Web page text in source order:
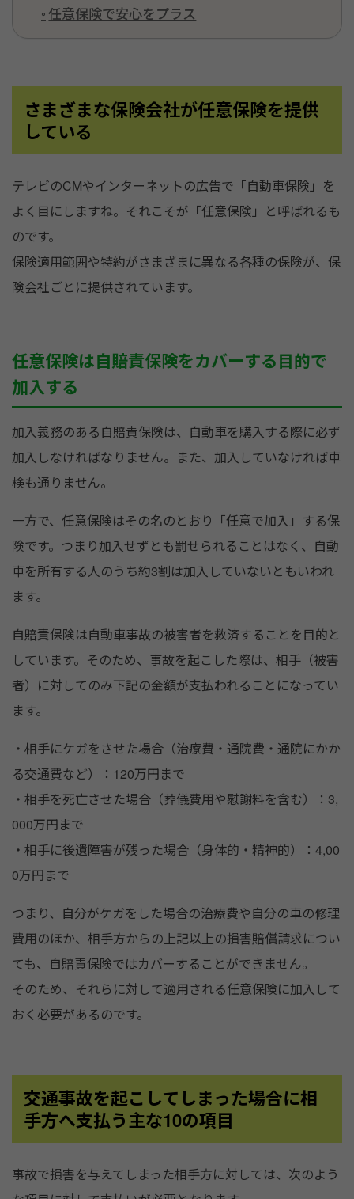
任意保険で安心をプラス
さまざまな保険会社が任意保険を提供
している
テレビのCMやインターネットの広告で「自動車保険」を
よく目にしますね。それこそが「任意保険」と呼ばれるも
のです。
保険適用範囲や特約がさまざまに異なる各種の保険が、保
険会社ごとに提供されています。
任意保険は自賠責保険をカバーする目的で
加入する
加入義務のある自賠責保険は、自動車を購入する際に必ず
加入しなければなりません。また、加入していなければ車
検も通りません。
一方で、任意保険はその名のとおり「任意で加入」する保
険です。つまり加入せずとも罰せられることはなく、自動
車を所有する人のうち約3割は加入していないともいわれ
ます。
自賠責保険は自動車事故の被害者を救済することを目的と
しています。そのため、事故を起こした際は、相手（被害
者）に対してのみ下記の金額が支払われることになってい
ます。
・相手にケガをさせた場合（治療費・通院費・通院にかか
る交通費など）：120万円まで
・相手を死亡させた場合（葬儀費用や慰謝料を含む）：3,
000万円まで
・相手に後遺障害が残った場合（身体的・精神的）：4,00
0万円まで
つまり、自分がケガをした場合の治療費や自分の車の修理
費用のほか、相手方からの上記以上の損害賠償請求につい
ても、自賠責保険ではカバーすることができません。
そのため、それらに対して適用される任意保険に加入して
おく必要があるのです。
交通事故を起こしてしまった場合に相
手方へ支払う主な10の項目
事故で損害を与えてしまった相手方に対しては、次のよう